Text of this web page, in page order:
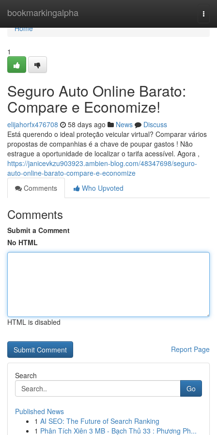
bookmarkingalpha
Home
Home
1
Seguro Auto Online Barato:
Compare e Economize!
elijahorfx476708 58 days ago News
Discuss
Está querendo o ideal proteção veicular virtual? Comparar vários
propostas de companhias é a chave de poupar gastos ! Não
estrague a oportunidade de localizar o tarifa acessível. Agora ,
https://janicevkzu903923.ambien-blog.com/48347698/seguro-
auto-online-barato-compare-e-economize
Comments
Who Upvoted
Comments
Submit a Comment
No HTML
HTML is disabled
Report Page
Search
Go
Published News
1 AI SEO: The Future of Search Ranking
1 Phân Tích Xiên 3 MB - Bạch Thủ 33 : Phương Ph...